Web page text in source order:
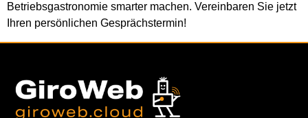
Betriebsgastronomie smarter machen. Vereinbaren Sie jetzt
Ihren persönlichen Gesprächstermin!